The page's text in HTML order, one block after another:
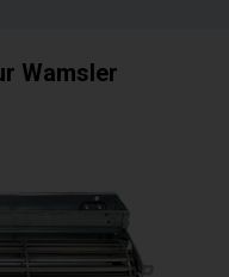
Wamsler